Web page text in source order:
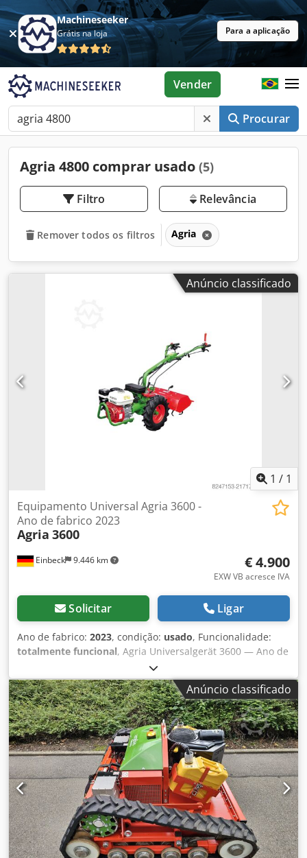
Machineseeker
Grátis na loja Para a aplicação
Procurar
Vender
Agria 4800 comprar usado (5)
Filtro Relevância
Remover todos os filtros Agria
Anúncio classificado
1 / 1
Einbeck 9.446 km
Equipamento Universal Agria 3600 -
Ano de fabrico 2023
Agria 3600
€ 4.900
EXW VB acresce IVA
Solicitar Ligar
Ano de fabrico: 2023, condição: usado, Funcionalidade:
totalmente funcional, Agria Universalgerät 3600 — Ano de
fabrico 2023 Usado, proveniente da frota de aluguer
profissional da Kurt König Baumaschinen GmbH, Einbeck.
Dsdpfx Agjy A E H Uo Rswa Condição e observações: -
Estado: Usado proveniente de aluguer, manutenção
regular - Funcionamento: Totalmente operacional - As
imagens do produto são imagens de exemplo e mostram o
equipamento novo — o estado real pode variar conforme o
tempo de uso - Inspeção possível em 37574 Einbeck
mediante agendamento Preço: 4.900 EUR acrescidos de IVA
| EXW Einbeck | Entrega sob consulta
Anúncio classificado